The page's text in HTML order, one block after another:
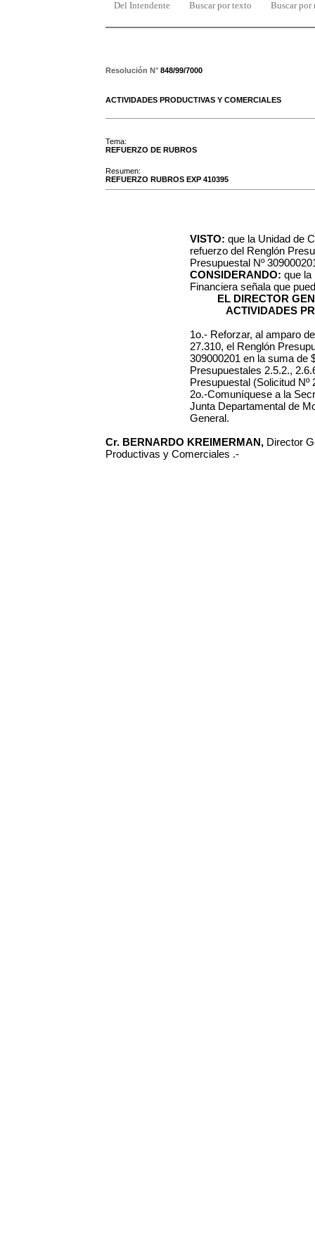
Del Intendente Buscar por texto Buscar por
Resolución N° 848/99/7000
ACTIVIDADES PRODUCTIVAS Y COMERCIALES
Tema:
REFUERZO DE RUBROS
Resumen:
REFUERZO RUBROS EXP 410395
VISTO: que la Unidad de
refuerzo del Renglón
Presupuestal Nº
CONSIDERANDO: que la
Financiera señala que
EL DIRECTOR
ACTIVIDADES
1o.- Reforzar, al amparo
27.310, el Renglón
309000201 en la suma de
Presupuestales 2.5.2.,
Presupuestal (Solicitud Nº
2o.-Comuníquese a la
Junta Departamental de
General.
Cr. BERNARDO KREIMERMAN, Director
Productivas y Comerciales .-